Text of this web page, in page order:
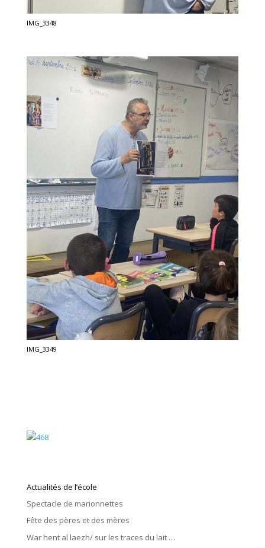
IMG_3348
IMG_3349
Actualités de l’école
Spectacle de marionnettes
Fête des pères et des mères
War hent al laezh/ sur les traces du lait …